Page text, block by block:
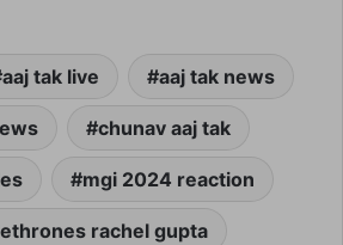
aaj tak live aaj tak news
chunav aaj tak
mgi 2024 reaction
rachel gupta